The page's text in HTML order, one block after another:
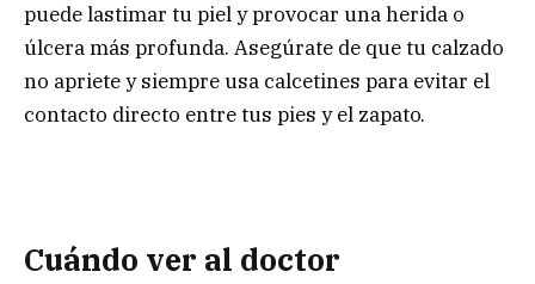
puede lastimar tu piel y provocar una herida o
úlcera más profunda. Asegúrate de que tu calzado
no apriete y siempre usa calcetines para evitar el
contacto directo entre tus pies y el zapato.
Cuándo ver al doctor